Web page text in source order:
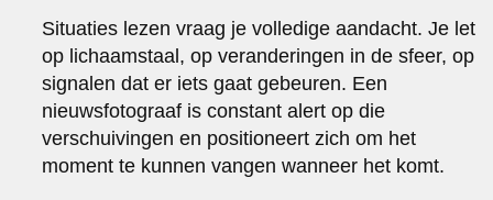
Situaties lezen vraag je volledige aandacht. Je let
op lichaamstaal, op veranderingen in de sfeer, op
signalen dat er iets gaat gebeuren. Een
nieuwsfotograaf is constant alert op die
verschuivingen en positioneert zich om het
moment te kunnen vangen wanneer het komt.